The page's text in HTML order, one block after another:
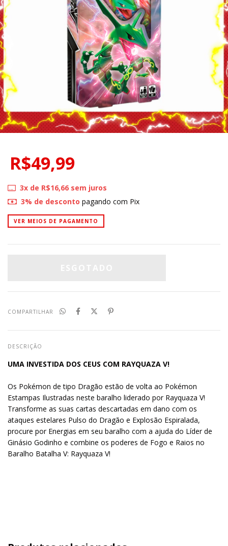
R$49,99
3x de R$16,66sem juros
3% de desconto pagando com Pix
VER MEIOS DE PAGAMENTO
COMPARTILHAR
DESCRIÇÃO
UMA INVESTIDA DOS CEUS COM RAYQUAZA V!
Os Pokémon de tipo Dragão estão de volta ao Pokémon
Estampas Ilustradas neste baralho liderado por Rayquaza V!
Transforme as suas cartas descartadas em dano com os
ataques estelares Pulso do Dragão e Explosão Espiralada,
procure por Energias em seu baralho com a ajuda do Líder de
Ginásio Godinho e combine os poderes de Fogo e Raios no
Baralho Batalha V: Rayquaza V!